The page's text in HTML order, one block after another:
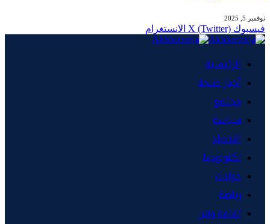
نوفمبر 5, 2025
فيسبوك X (Twitter) الانستغرام
الرئيسية
أخبار طنجة
مجتمع
سياسة
اقتصاد
تكنولوجيا
حوادث
رياضة
ثقافة وفن